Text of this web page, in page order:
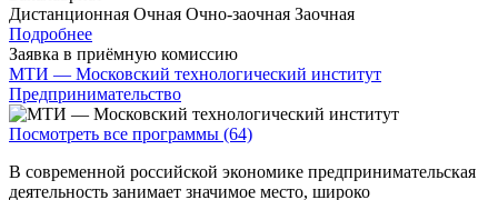
Дистанционная Очная Очно-заочная Заочная
Подробнее
Заявка в приёмную комиссию
МТИ — Московский технологический институт
Предпринимательство
Посмотреть все программы (64)
В современной российской экономике предпринимательская
деятельность занимает значимое место, широко